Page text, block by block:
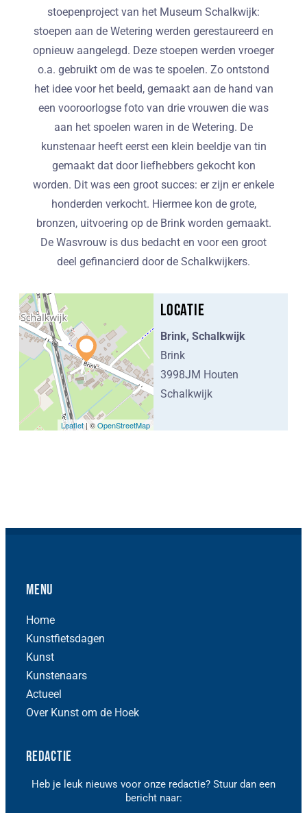
stoepenproject van het Museum Schalkwijk:
stoepen aan de Wetering werden gerestaureerd en
opnieuw aangelegd. Deze stoepen werden vroeger
o.a. gebruikt om de was te spoelen. Zo ontstond
het idee voor het beeld, gemaakt aan de hand van
een vooroorlogse foto van drie vrouwen die was
aan het spoelen waren in de Wetering. De
kunstenaar heeft eerst een klein beeldje van tin
gemaakt dat door liefhebbers gekocht kon
worden. Dit was een groot succes: er zijn er enkele
honderden verkocht. Hiermee kon de grote,
bronzen, uitvoering op de Brink worden gemaakt.
De Wasvrouw is dus bedacht en voor een groot
deel gefinancierd door de Schalkwijkers.
Leaflet | ©OpenStreetMap
Locatie
Brink, Schalkwijk
Brink
3998JM Houten
Schalkwijk
Menu
Home
Kunstfietsdagen
Kunst
Kunstenaars
Actueel
Over Kunst om de Hoek
Redactie
Heb je leuk nieuws voor onze redactie? Stuur dan een
bericht naar: